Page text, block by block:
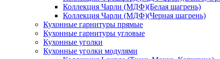
Коллекция Чарли (МДФ)(Белая шагрень)
Коллекция Чарли (МДФ)(Черная шагрень)
Кухонные гарнитуры прямые
Кухонные гарнитуры угловые
Кухонные уголки
Кухонные уголки модулями